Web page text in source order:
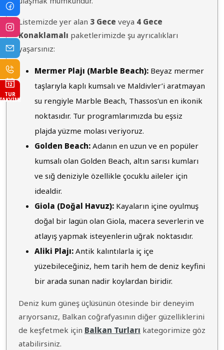
TUR
Listemizde yer alan 3 Gece veya 4 Gece
Konaklamalı paketlerimizde şu ayrıcalıkları
yaşarsınız:
Mermer Plajı (Marble Beach): Beyaz mermer
taşlarıyla kaplı kumsalı ve Maldivler’i aratmayan
su rengiyle Marble Beach, Thassos’un en ikonik
noktasıdır. Tur programlarımızda bu eşsiz
plajda yüzme molası veriyoruz.
Golden Beach: Adanın en uzun ve en popüler
kumsalı olan Golden Beach, altın sarısı kumları
ve sığ deniziyle özellikle çocuklu aileler için
idealdir.
Giola (Doğal Havuz): Kayaların içine oyulmuş
doğal bir lagün olan Giola, macera severlerin ve
atlayış yapmak isteyenlerin uğrak noktasıdır.
Aliki Plajı: Antik kalıntılarla iç içe
yüzebileceğiniz, hem tarih hem de deniz keyfini
bir arada sunan nadir koylardan biridir.
Deniz kum güneş üçlüsünün ötesinde bir deneyim
arıyorsanız, Balkan coğrafyasının diğer güzelliklerini
de keşfetmek için Balkan Turları kategorimize göz
atabilirsiniz.